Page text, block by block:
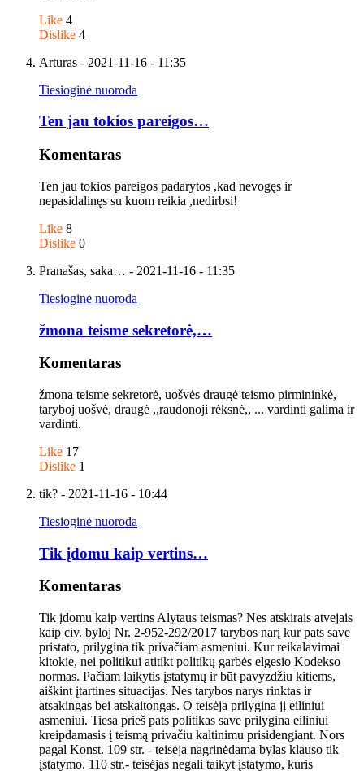
Like 4
Dislike 4
Artūras - 2021-11-16 - 11:35
Tiesioginė nuoroda
Ten jau tokios pareigos…
Komentaras
Ten jau tokios pareigos padarytos ,kad nevogęs ir
nepasidalinęs su kuom reikia ,nedirbsi!
Like 8
Dislike 0
Pranašas, saka… - 2021-11-16 - 11:35
Tiesioginė nuoroda
žmona teisme sekretorė,…
Komentaras
žmona teisme sekretorė, uošvės draugė teismo pirmininkė,
taryboj uošvė, draugė ,,raudonoji rėksnė,, ... vardinti galima ir
vardinti.
Like 17
Dislike 1
tik? - 2021-11-16 - 10:44
Tiesioginė nuoroda
Tik įdomu kaip vertins…
Komentaras
Tik įdomu kaip vertins Alytaus teismas? Nes atskirais atvejais
kaip civ. byloj Nr. 2-952-292/2017 tarybos narį kur pats save
pristato, prilygina tik privačiam asmeniui. Kur reikalavimai
kitokie, nei politikui atitikt politikų garbės elgesio Kodekso
normas. Pačiam laikytis įstatymų ir būt pavyzdžiu kitiems,
aiškint įtartines situacijas. Nes tarybos narys rinktas ir
atsakingas bei atskaitongas. O teisėja prilygina jį eiliniui
asmeniui. Tiesa prieš pats politikas save prilygina eiliniui
kreipdamasis į teismą privačiu kaltinimu prisidengiant. Nors
pagal Konst. 109 str. - teisėja nagrinėdama bylas klauso tik
įstatymo. 110 str.- teisėjas negali taikyt įstatymo, kuris